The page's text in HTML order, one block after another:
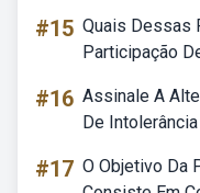
#15 Quais Dessas
Participação
#16 Assinale A
De
#17 O Objetivo Da